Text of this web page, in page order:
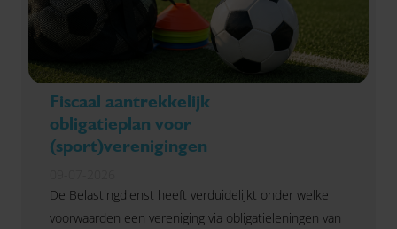
Fiscaal aantrekkelijk
obligatieplan voor
(sport)verenigingen
De Belastingdienst heeft verduidelijkt onder welke
voorwaarden een vereniging via obligatieleningen van